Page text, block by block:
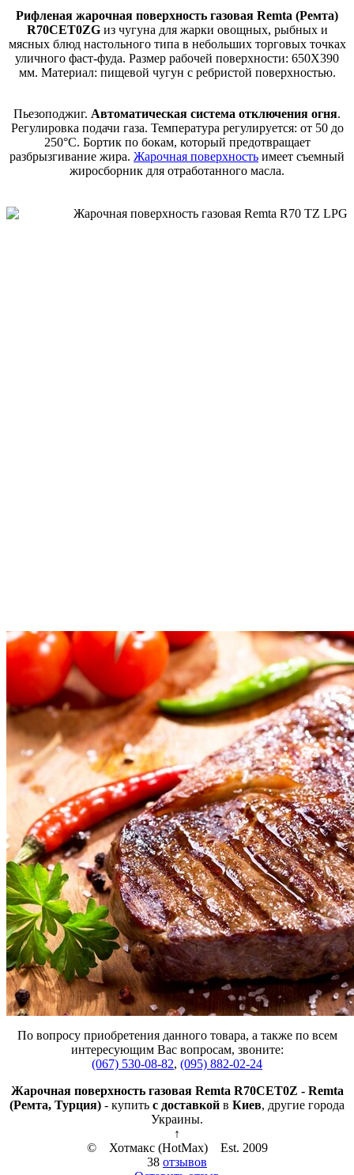
Рифленая жарочная поверхность газовая Remta (Ремта)
R70CET0ZGиз чугуна для жарки овощных, рыбных и
мясных блюд настольного типа в небольших торговых точках
уличного фаст-фуда. Размер рабочей поверхности: 650Х390
мм. Материал: пищевой чугун с ребристой поверхностью.
Пьезоподжиг. Автоматическая система отключения огня.
Регулировка подачи газа. Температура регулируется: от 50 до
250°C. Бортик по бокам, который предотвращает
разбрызгивание жира. Жарочная поверхность имеет съемный
жиросборник для отработанного масла.
По вопросу приобретения данного товара, а также по всем
интересующим Вас вопросам, звоните:
(067) 530-08-82, (095) 882-02-24
Жарочная поверхность газовая Remta R70CET0Z - Remta
(Ремта, Турция) - купить с доставкой в Киев, другие города
Украины.
↑
© Хотмакс (HotMax)Est. 2009
38 отзывов